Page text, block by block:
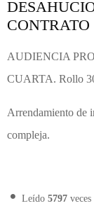
CONTRATO
AUDIENCIA
CUARTA. Rollo
Arrendamiento de
compleja.
Leído 5797 veces